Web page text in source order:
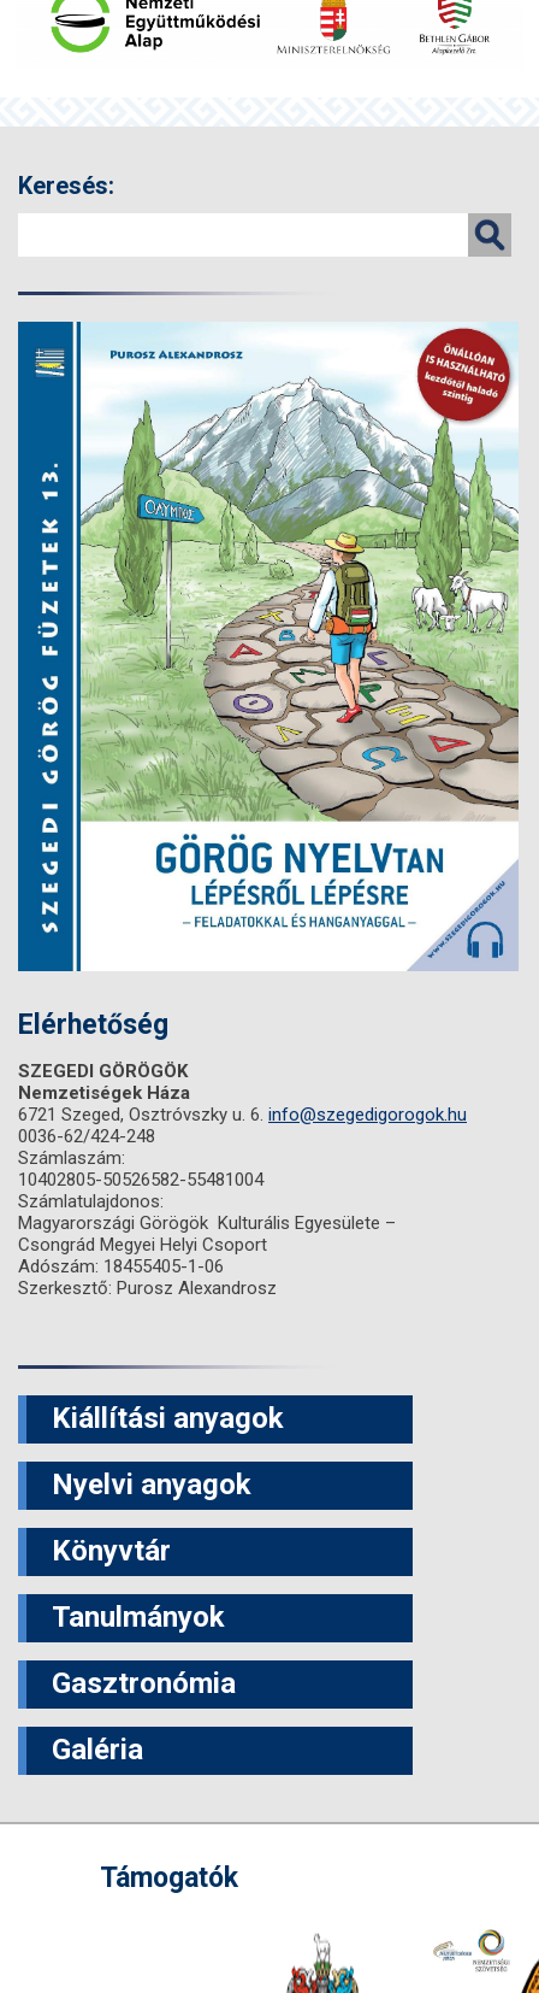
Keresés:
Elérhetőség
SZEGEDI GÖRÖGÖK
Nemzetiségek Háza
6721 Szeged, Osztróvszky u. 6. info@szegedigorogok.hu
0036-62/424-248
Számlaszám:
10402805-50526582-55481004
Számlatulajdonos:
Magyarországi Görögök Kulturális Egyesülete –
Csongrád Megyei Helyi Csoport
Adószám: 18455405-1-06
Szerkesztő: Purosz Alexandrosz
Kiállítási anyagok
Nyelvi anyagok
Könyvtár
Tanulmányok
Gasztronómia
Galéria
Támogatók